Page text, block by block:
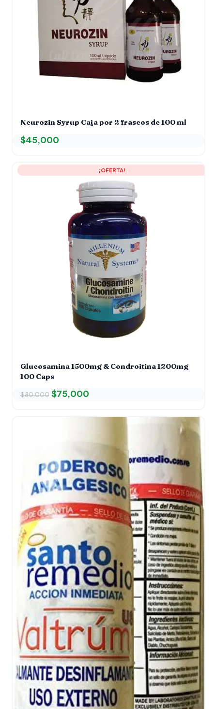
Neurozin Syrup Caja por 2 frascos de 100 ml
$45,000
¡OFERTA!
Glucosamina 1500mg & Condroitina 1200mg
100 Caps
$80,000
El
precio
original
$80,000.
$75,000
El
precio
actual
es:
$75,000.